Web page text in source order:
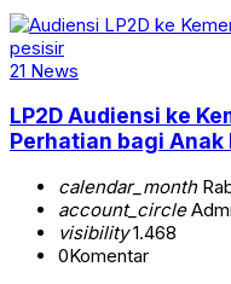
21 News
LP2D Audiensi ke
Perhatian bagi
calendar_month
account_circle
visibility1.468
0Komentar